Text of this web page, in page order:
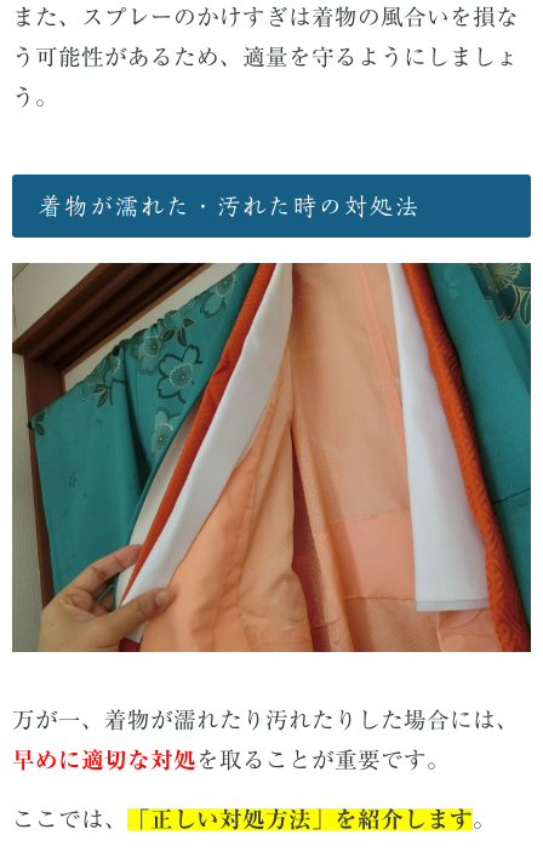
また、スプレーのかけすぎは着物の風合いを損な
う可能性があるため、適量を守るようにしましょ
う。
着物が濡れた・汚れた時の対処法
万が一、着物が濡れたり汚れたりした場合には、
早めに適切な対処 を取ることが重要です。
ここでは、 「正しい対処方法」を紹介します。